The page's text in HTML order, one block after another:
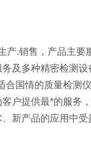
产.销售，产品主要
及多种精密检测设
国情的质量检测
户提供最*的服务
新产品的应用中